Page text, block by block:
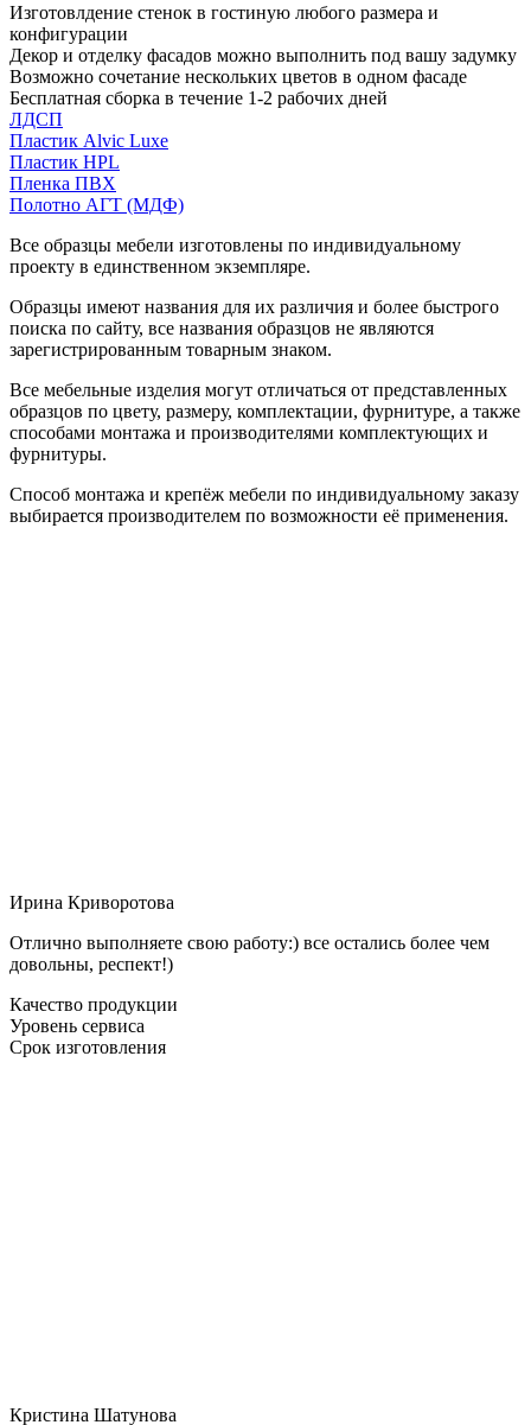
Изготовлдение стенок в гостиную любого размера и
конфигурации
Декор и отделку фасадов можно выполнить под вашу задумку
Возможно сочетание нескольких цветов в одном фасаде
Бесплатная сборка в течение 1-2 рабочих дней
ЛДСП
Пластик Alvic Luxe
Пластик HPL
Пленка ПВХ
Полотно АГТ (МДФ)
Все образцы мебели изготовлены по индивидуальному
проекту в единственном экземпляре.
Образцы имеют названия для их различия и более быстрого
поиска по сайту, все названия образцов не являются
зарегистрированным товарным знаком.
Все мебельные изделия могут отличаться от представленных
образцов по цвету, размеру, комплектации, фурнитуре, а также
способами монтажа и производителями комплектующих и
фурнитуры.
Способ монтажа и крепёж мебели по индивидуальному заказу
выбирается производителем по возможности её применения.
Ирина Криворотова
Отлично выполняете свою работу:) все остались более чем
довольны, респект!)
Качество продукции
Уровень сервиса
Срок изготовления
Кристина Шатунова